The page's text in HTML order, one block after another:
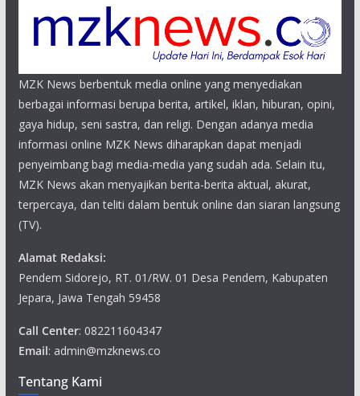
MZK News berbentuk media online yang menyediakan
berbagai informasi berupa berita, artikel, iklan, hiburan, opini,
gaya hidup, seni sastra, dan religi. Dengan adanya media
informasi online MZK News diharapkan dapat menjadi
penyeimbang bagi media-media yang sudah ada. Selain itu,
MZK News akan menyajikan berita-berita aktual, akurat,
terpercaya, dan teliti dalam bentuk online dan siaran langsung
(TV).
Alamat Redaksi:
Pendem Sidorejo, RT. 01/RW. 01 Desa Pendem, Kabupaten
Jepara, Jawa Tengah 59458
Call Center: 082211604347
Email: admin@mzknews.co
Tentang Kami